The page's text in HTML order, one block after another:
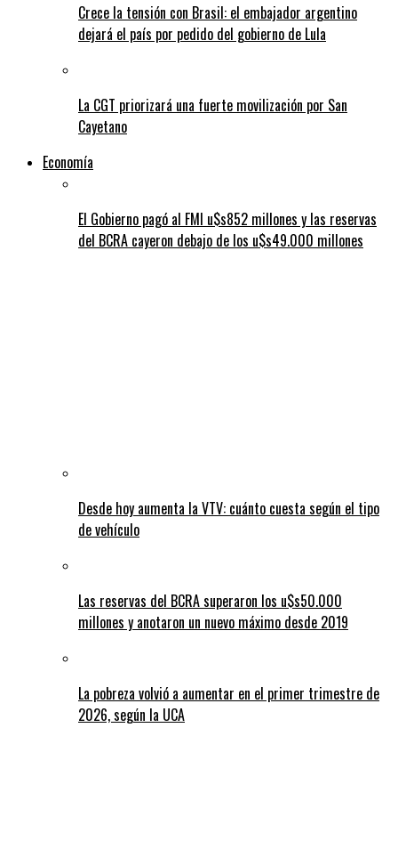
Crece la tensión con Brasil: el embajador argentino
dejará el país por pedido del gobierno de Lula
La CGT priorizará una fuerte movilización por San
Cayetano
Economía
El Gobierno pagó al FMI u$s852 millones y las reservas
del BCRA cayeron debajo de los u$s49.000 millones
Desde hoy aumenta la VTV: cuánto cuesta según el tipo
de vehículo
Las reservas del BCRA superaron los u$s50.000
millones y anotaron un nuevo máximo desde 2019
La pobreza volvió a aumentar en el primer trimestre de
2026, según la UCA